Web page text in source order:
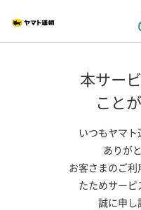
本サー
こと
いつもヤマト
ありが
お客さまのご
たためサービ
誠に申し